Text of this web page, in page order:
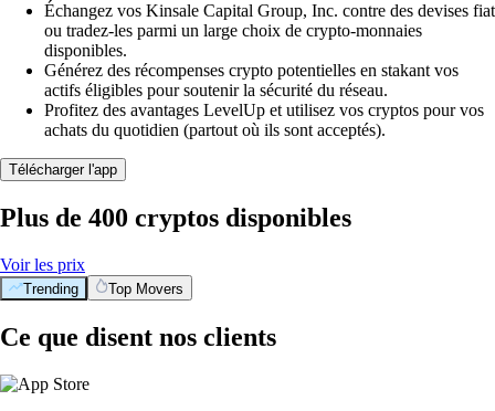
Échangez vos Kinsale Capital Group, Inc. contre des devises fiat
ou tradez-les parmi un large choix de crypto-monnaies
disponibles.
Générez des récompenses crypto potentielles en stakant vos
actifs éligibles pour soutenir la sécurité du réseau.
Profitez des avantages LevelUp et utilisez vos cryptos pour vos
achats du quotidien (partout où ils sont acceptés).
Télécharger l'app
Plus de 400 cryptos disponibles
Voir les prix
Trending Top Movers
Ce que disent nos clients